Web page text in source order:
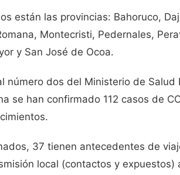
están las provincias: Bahoruco,
Montecristi, Pedernales,
y San José de Ocoa.
número dos del Ministerio de Salud
se han confirmado 112 casos de
37 tienen antecedentes de
local (contactos y